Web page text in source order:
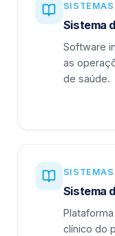
SISTEMAS
Sistema
Software
as
de saúde.
SISTEMAS
Sistema
clínico do